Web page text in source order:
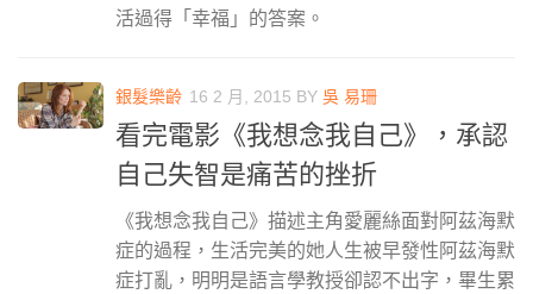
活過得「幸福」的答案。
銀髮樂齡 16 2 月, 2015 BY 吳 易珊
看完電影《我想念我自己》，承認
自己失智是痛苦的挫折
《我想念我自己》描述主角愛麗絲面對阿茲海默
症的過程，生活完美的她人生被早發性阿茲海默
症打亂，明明是語言學教授卻認不出字，畢生累